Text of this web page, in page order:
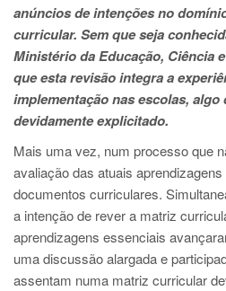
anúncios de intenções no
curricular. Sem que seja
Ministério da Educação, Ciência
que esta revisão integra a
implementação nas escolas,
devidamente explicitado.
Mais uma vez, num processo que
avaliação das atuais
documentos curriculares.
a intenção de rever a matriz
aprendizagens essenciais
uma discussão alargada e
assentam numa matriz curricular